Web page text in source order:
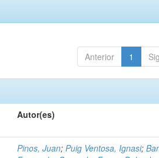
Anterior 1
Autor(es)
Pinos, Juan;Puig Ventosa, Ignasi;